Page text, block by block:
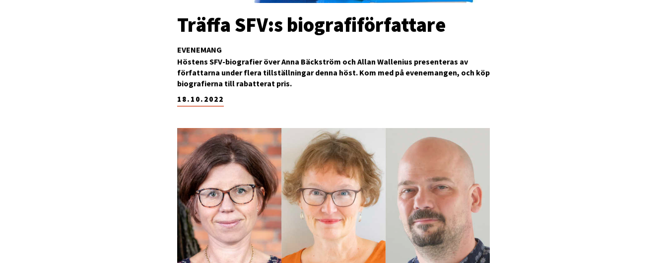
EVENEMANG
Träffa SFV:s biografiförfattare
18.10.2022
Höstens SFV-biografier över Anna Bäckström och Allan Wallenius presenteras av
författarna under flera tillställningar denna höst. Kom med på evenemangen, och köp
biografierna till rabatterat pris.